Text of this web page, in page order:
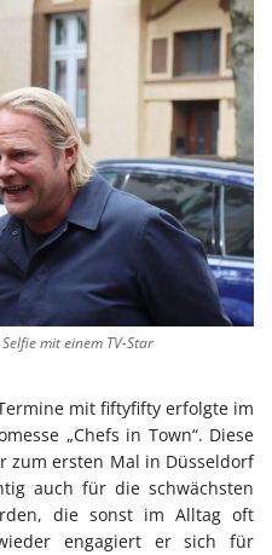
mit einem TV-Star
mit fiftyfifty erfolgte im
„Chefs in Town“. Diese
zum ersten Mal in Düsseldorf
auch für die schwächsten
die sonst im Alltag oft
engagiert er sich für